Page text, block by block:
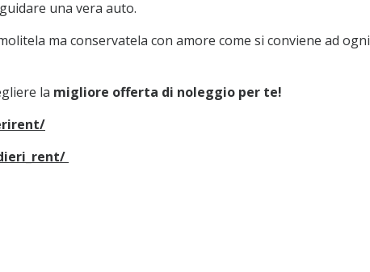
una vera auto.
ma conservatela con amore come si conviene ad ogni
la migliore offerta di noleggio per te!